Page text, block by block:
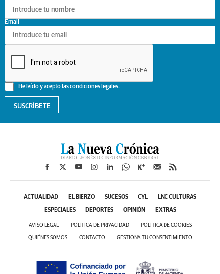
He leído y acepto lascondiciones legales.
Email
SUSCRÍBETE
ACTUALIDAD EL BIERZO SUCESOS CYL LNC CULTURAS
ESPECIALES DEPORTES OPINIÓN EXTRAS
AVISO LEGAL POLÍTICA DE PRIVACIDAD POLÍTICA DE COOKIES
QUIÉNES SOMOS CONTACTO GESTIONA TU CONSENTIMIENTO